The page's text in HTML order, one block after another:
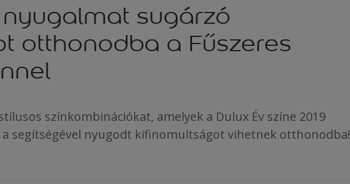
sugárzó
otthonodba a Fűszeres
színkombinációkat, amelyek a Dulux Év színe 2019
a segítségével nyugodt kifinomultságot vihetnek otthonodba!